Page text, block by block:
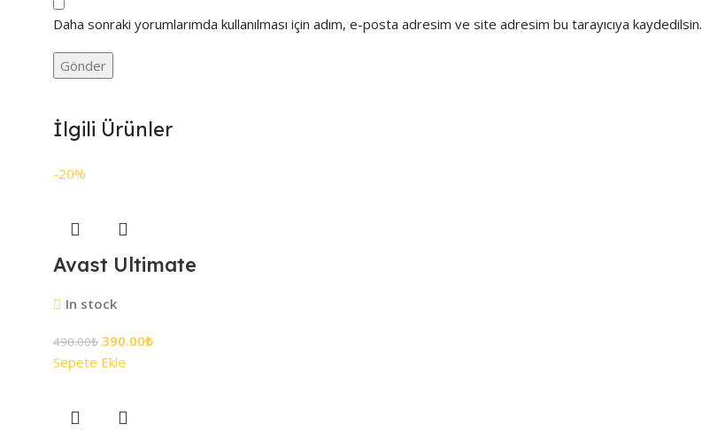
Daha sonraki yorumlarımda kullanılması için adım, e-posta adresim ve site adresim bu tarayıcıya kaydedilsin.
İlgili Ürünler
-20%
Avast Ultimate
In stock
490.00₺ 390.00₺
Sepete Ekle